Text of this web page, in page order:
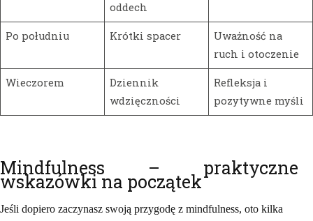
oddech
Po południu Krótki spacer
Uważność na
ruch i otoczenie
Wieczorem
Dziennik
wdzięczności
Refleksja i
pozytywne myśli
Mindfulness – praktyczne
wskazówki na początek
Jeśli dopiero zaczynasz swoją przygodę z mindfulness, oto kilka